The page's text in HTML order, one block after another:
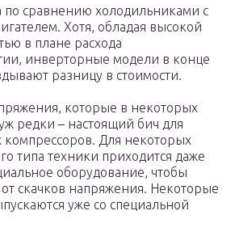
по сравнению холодильниками с
Хотя, обладая высокой
в плане расхода
инверторные модели в конце
разницу в стоимости.
которые в некоторых
редки – настоящий бич для
Для некоторых
типа техники приходится даже
оборудование, чтобы
скачков напряжения. Некоторые
уже со специальной